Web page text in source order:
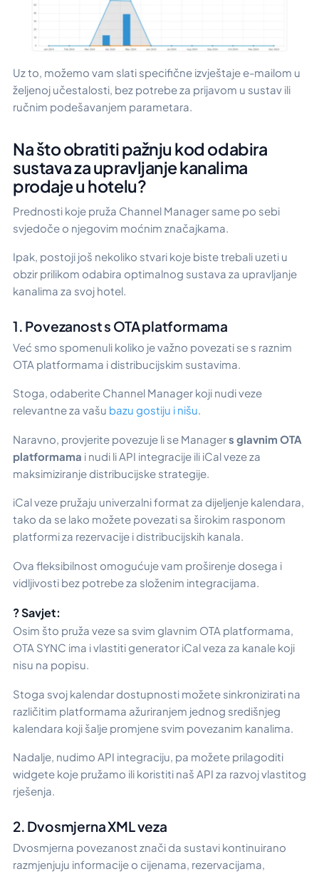
Uz to, možemo vam slati specifične izvještaje e-mailom u
željenoj učestalosti, bez potrebe za prijavom u sustav ili
ručnim podešavanjem parametara.
Na što obratiti pažnju kod odabira
sustava za upravljanje kanalima
prodaje u hotelu?
Prednosti koje pruža Channel Manager same po sebi
svjedoče o njegovim moćnim značajkama.
Ipak, postoji još nekoliko stvari koje biste trebali uzeti u
obzir prilikom odabira optimalnog sustava za upravljanje
kanalima za svoj hotel.
1. Povezanost s OTA platformama
Već smo spomenuli koliko je važno povezati se s raznim
OTA platformama i distribucijskim sustavima.
Stoga, odaberite Channel Manager koji nudi veze
relevantne za vašu bazu gostiju i nišu.
Naravno, provjerite povezuje li se Managers glavnim OTA
platformama i nudi li API integracije ili iCal veze za
maksimiziranje distribucijske strategije.
iCal veze pružaju univerzalni format za dijeljenje kalendara,
tako da se lako možete povezati sa širokim rasponom
platformi za rezervacije i distribucijskih kanala.
Ova fleksibilnost omogućuje vam proširenje dosega i
vidljivosti bez potrebe za složenim integracijama.
? Savjet:
Osim što pruža veze sa svim glavnim OTA platformama,
OTA SYNC ima i vlastiti generator iCal veza za kanale koji
nisu na popisu.
Stoga svoj kalendar dostupnosti možete sinkronizirati na
različitim platformama ažuriranjem jednog središnjeg
kalendara koji šalje promjene svim povezanim kanalima.
Nadalje, nudimo API integraciju, pa možete prilagoditi
widgete koje pružamo ili koristiti naš API za razvoj vlastitog
rješenja.
2. Dvosmjerna XML veza
Dvosmjerna povezanost znači da sustavi kontinuirano
razmjenjuju informacije o cijenama, rezervacijama,